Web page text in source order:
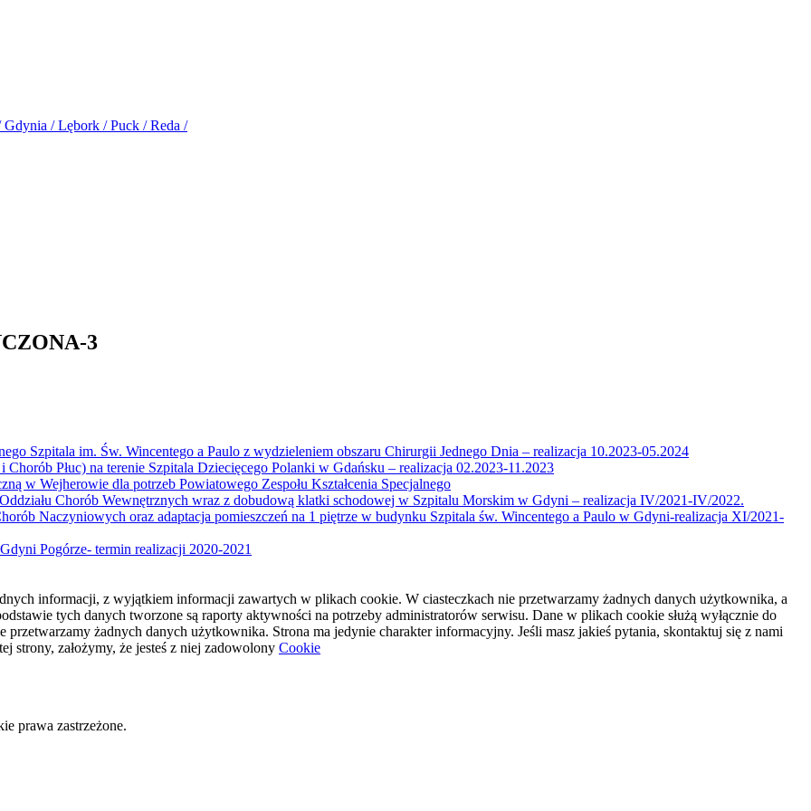
3
Szpitala im. Św. Wincentego a Paulo z wydzieleniem obszaru Chirurgii Jednego Dnia – realizacja 10.2023-05.2024
Płuc) na terenie Szpitala Dziecięcego Polanki w Gdańsku – realizacja 02.2023-11.2023
w Wejherowie dla potrzeb Powiatowego Zespołu Kształcenia Specjalnego
Chorób Wewnętrznych wraz z dobudową klatki schodowej w Szpitalu Morskim w Gdyni – realizacja IV/2021-IV/2022.
Naczyniowych oraz adaptacja pomieszczeń na 1 piętrze w budynku Szpitala św. Wincentego a Paulo w Gdyni-realizacja XI/2021-
Pogórze- termin realizacji 2020-2021
informacji, z wyjątkiem informacji zawartych w plikach cookie. W ciasteczkach nie przetwarzamy żadnych danych użytkownika, a
tych danych tworzone są raporty aktywności na potrzeby administratorów serwisu. Dane w plikach cookie służą wyłącznie do
żadnych danych użytkownika. Strona ma jedynie charakter informacyjny. Jeśli masz jakieś pytania, skontaktuj się z nami
strony, założymy, że jesteś z niej zadowolony Cookie
prawa zastrzeżone.